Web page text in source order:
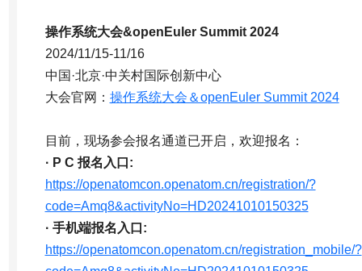
操作系统大会&openEuler Summit 2024
2024/11/15-11/16
中国·北京·中关村国际创新中心
大会官网： 操作系统大会＆openEuler Summit 2024
目前，现场参会报名通道已开启，欢迎报名：
· P C 报名入口:
https://openatomcon.openatom.cn/registration/?
code=Amq8&activityNo=HD20241010150325
· 手机端报名入口:
https://openatomcon.openatom.cn/registration_mobile/?